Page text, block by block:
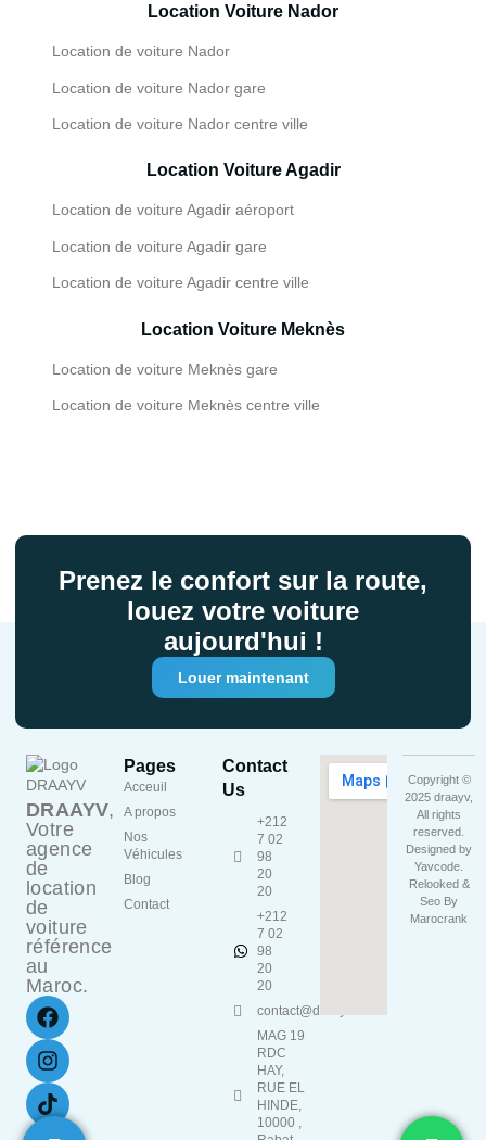
Location Voiture Nador
Location de voiture Nador
Location de voiture Nador gare
Location de voiture Nador centre ville
Location Voiture Agadir
Location de voiture Agadir aéroport
Location de voiture Agadir gare
Location de voiture Agadir centre ville
Location Voiture Meknès
Location de voiture Meknès gare
Location de voiture Meknès centre ville
Prenez le confort sur la route,
louez votre voiture
aujourd'hui !
Louer maintenant
DRAAYV,
Votre
agence
de
location
de
voiture
référence
au
Maroc.
Pages
Acceuil
A propos
Nos
Véhicules
Blog
Contact
Contact
Us
+212
7 02
98
20
20
+212
7 02
98
20
20
contact@draayv.ma
MAG 19
RDC
HAY,
RUE EL
HINDE,
10000 ,
Copyright ©
2025 draayv,
All rights
reserved.
Designed by
Yavcode
Relooked &
Seo By
Marocrank